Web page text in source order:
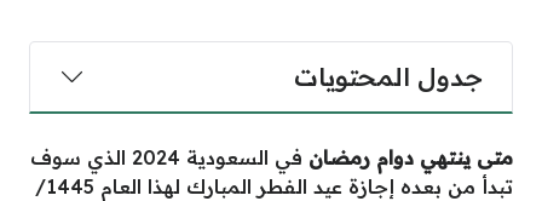
جدول المحتويات
متى ينتهي دوام رمضان
في السعودية 2024 الذي سوف
تبدأ من بعده إجازة عيد الفطر المبارك لهذا العام 1445/